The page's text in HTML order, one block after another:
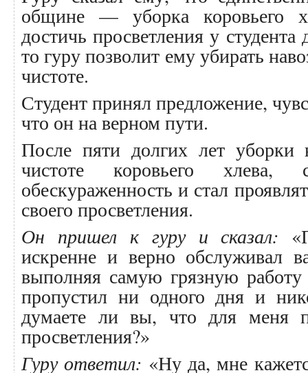
общине — уборка коровьего
достичь просветления у студента
то гуру позволит ему убирать
чистоте.
Студент принял предложение,
что он на верном пути.
После пяти долгих лет уборки
чистоте коровьего хлева,
обескураженность и стал
своего просветления.
Он пришел к гуру и сказал:
искренне и верно обслуживал
выполняя самую грязную
пропустил ни одного дня и
думаете ли вы, что для меня
просветления?»
Гуру ответил: «Ну да, мне